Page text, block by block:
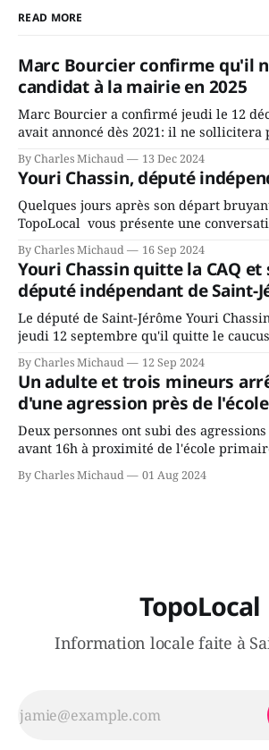
READ MORE
Marc Bourcier confirme qu'il
candidat à la mairie en 2025
Marc Bourcier a confirmé jeudi le 12
avait annoncé dès 2021: il ne sollicitera
mandat à titre de maire de Saint-
fait l’annonce en s’adressant aux
rassemblés en soirée pour leur
By Charles Michaud 13 Dec 2024
Youri Chassin, député
Quelques jours après son départ
TopoLocal vous présente une
Chassin. Nous avons causé de sa
depuis longtemps? Sera-t-il candidat
ans? Joindrait-il un autre parti, par
conservateurs d’Éric Duhaime? Que lui
By Charles Michaud 16 Sep 2024
Youri Chassin quitte la CAQ et
député indépendant de Saint-
Le député de Saint-Jérôme Youri
jeudi 12 septembre qu'il quitte le
Avenir Québec de François Legault
gouvernement de la CAQ, surtout de
juge chronique, à offrir des
By Charles Michaud 12 Sep 2024
Un adulte et trois mineurs
d'une agression près de
Deux personnes ont subi des
avant 16h à proximité de l'école
le secteur Bellefeuille de Saint-Jérôme.
victimes aurait été écrasée sous un
By Charles Michaud 01 Aug 2024
TopoLocal
Information locale faite à